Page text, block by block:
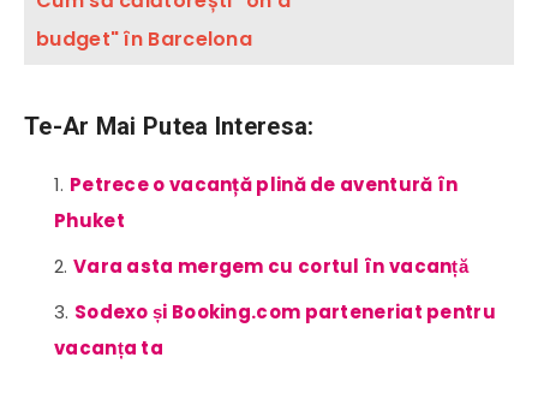
budget" în Barcelona
Te-Ar Mai Putea Interesa:
Petrece o vacanță plină de aventură în
Phuket
Vara asta mergem cu cortul în vacanță
Sodexo și Booking.com parteneriat pentru
vacanța ta